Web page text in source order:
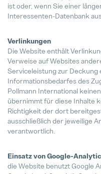
ist oder, wenn Sie einer
Interessenten-Datenbank
Verlinkungen
Die Website enthält
Verweise auf Websites
Serviceleistung zur
Informationsbedarfes des
Pollmann International
übernimmt für diese Inhalte
Richtigkeit der dort
ausschließlich der jeweilige
verantwortlich.
Einsatz von Google-
die Website benutzt Google